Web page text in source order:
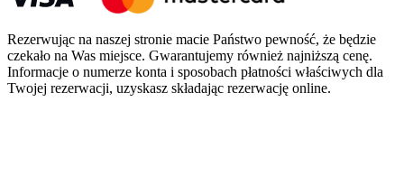
Rezerwując na naszej stronie macie Państwo pewność, że będzie
czekało na Was miejsce. Gwarantujemy również najniższą cenę.
Informacje o numerze konta i sposobach płatności właściwych dla
Twojej rezerwacji, uzyskasz składając rezerwację online.